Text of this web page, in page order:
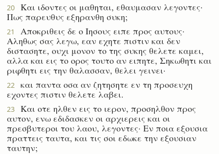
20
Και ιδοντες οι μαθηται, εθαυμασαν λεγοντες·
Πως παρευθυς εξηρανθη συκη;
21
Αποκριθεις δε ο Ιησους ειπε προς αυτους·
Αληθως σας λεγω, εαν εχητε πιστιν και δεν
διστασητε, ουχι μονον το της συκης θελετε καμει,
αλλα και εις το ορος τουτο αν ειπητε, Σηκωθητι και
ριφθητι εις την θαλασσαν, θελει γεινει·
22
και παντα οσα αν ζητησητε εν τη προσευχη
εχοντες πιστιν θελετε λαβει.
23
Και οτε ηλθεν εις το ιερον, προσηλθον προς
αυτον, ενω εδιδασκεν οι αρχιερεις και οι
πρεσβυτεροι του λαου, λεγοντες· Εν ποια εξουσια
πραττεις ταυτα, και τις σοι εδωκε την εξουσιαν
ταυτην;